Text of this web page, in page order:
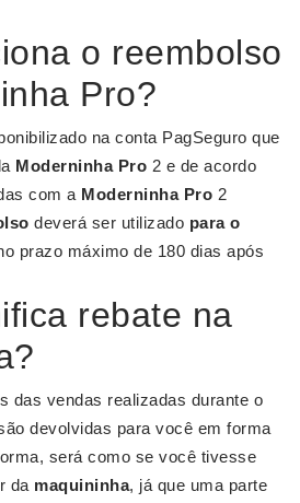
o reembolso
Pro?
na conta PagSeguro que
Moderninha Pro 2 e de acordo
com a Moderninha Pro 2
deverá ser utilizado para o
prazo máximo de 180 dias após
rebate na
das vendas realizadas durante o
devolvidas para você em forma
será como se você tivesse
da maquininha, já que uma parte